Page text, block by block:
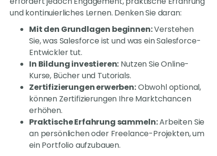
und kontinuierliches Lernen. Denken Sie daran:
Mit den Grundlagen beginnen:Verstehen
Sie, was Salesforce ist und was ein Salesforce-
Entwickler tut.
In Bildung investieren: Nutzen Sie Online-
Kurse, Bücher und Tutorials.
Zertifizierungen erwerben:Obwohl optional,
können Zertifizierungen Ihre Marktchancen
erhöhen.
Praktische Erfahrung sammeln:Arbeiten Sie
an persönlichen oder Freelance-Projekten, um
ein Portfolio aufzubauen.